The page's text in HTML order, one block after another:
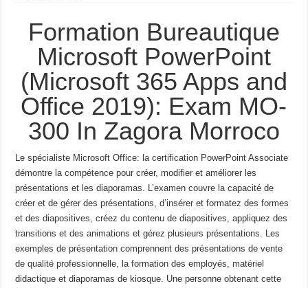
Formation Bureautique
Microsoft PowerPoint
(Microsoft 365 Apps and
Office 2019): Exam MO-
300 In Zagora Morroco
Le spécialiste Microsoft Office: la certification PowerPoint Associate
démontre la compétence pour créer, modifier et améliorer les
présentations et les diaporamas. L’examen couvre la capacité de
créer et de gérer des présentations, d’insérer et formatez des formes
et des diapositives, créez du contenu de diapositives, appliquez des
transitions et des animations et gérez plusieurs présentations. Les
exemples de présentation comprennent des présentations de vente
de qualité professionnelle, la formation des employés, matériel
didactique et diaporamas de kiosque. Une personne obtenant cette